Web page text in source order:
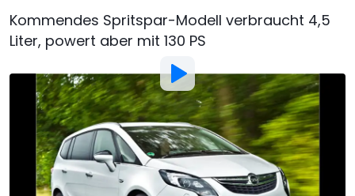
Kommendes Spritspar-Modell verbraucht 4,5
Liter, powert aber mit 130 PS
Von:Henry Dinger
22. Sep. 2011um13:58 Uhr
Als bevorzugte Quelle Motor1.com
auf Google hinzufügen